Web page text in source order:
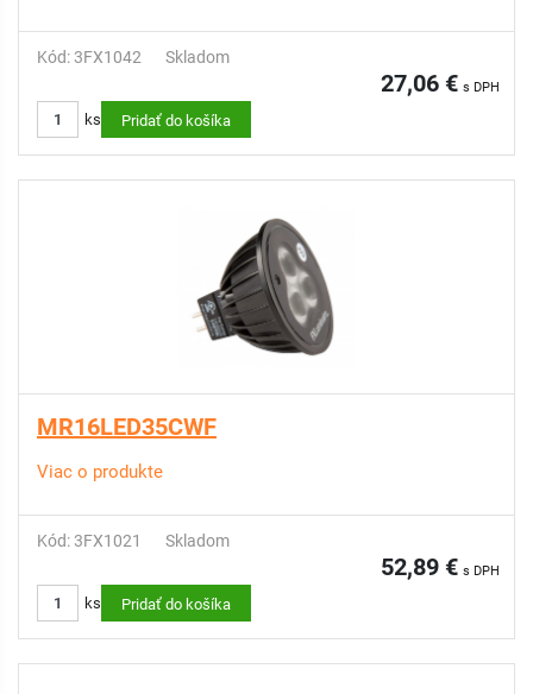
Kód: 3FX1042 Skladom
27,06 € s DPH
ks Pridať do košíka
MR16LED35CWF
Viac o produkte
Kód: 3FX1021 Skladom
52,89 € s DPH
ks Pridať do košíka